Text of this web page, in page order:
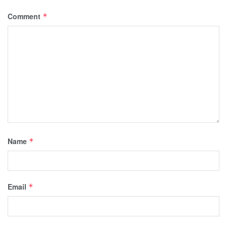
Comment *
Name *
Email *